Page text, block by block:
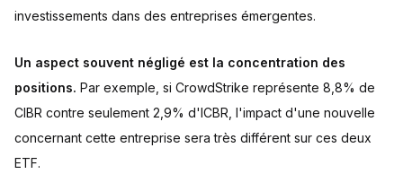
investissements dans des entreprises émergentes.
Un aspect souvent négligé est la concentration des
positions. Par exemple, si CrowdStrike représente 8,8% de
CIBR contre seulement 2,9% d'ICBR, l'impact d'une nouvelle
concernant cette entreprise sera très différent sur ces deux
ETF.